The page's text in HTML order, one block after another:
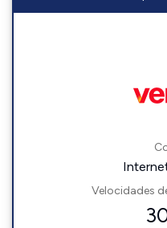
Velocidades